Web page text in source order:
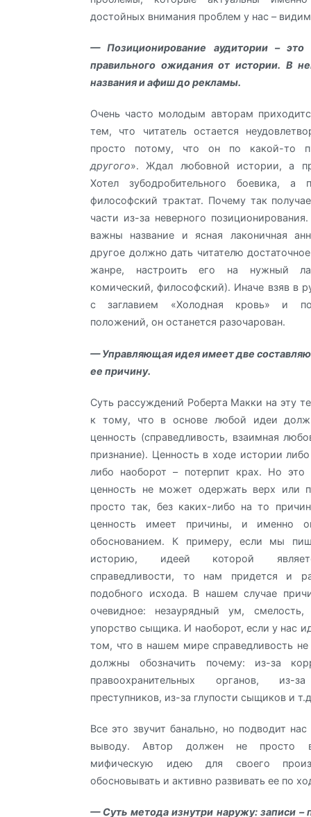
достойных внимания проблем у нас –
— Позиционирование аудитории – это
правильного ожидания от истории. В
названия и афиш до рекламы.
Очень часто молодым авторам
тем, что читатель остается
просто потому, что он по какой-то
другого». Ждал любовной истории, а
Хотел зубодробительного боевика, а
философский трактат. Почему так
части из-за неверного
важны название и ясная лаконичная
другое должно дать читателю
жанре, настроить его на нужный
комический, философский). Иначе взяв в
с заглавием «Холодная кровь» и
положений, он останется разочарован.
— Управляющая идея имеет две
ее причину.
Суть рассуждений Роберта Макки на эту
к тому, что в основе любой идеи
ценность (справедливость, взаимная
признание). Ценность в ходе истории
либо наоборот – потерпит крах. Но
ценность не может одержать верх или
просто так, без каких-либо на то
ценность имеет причины, и именно
обоснованием. К примеру, если мы
историю, идеей которой
справедливости, то нам придется и
подобного исхода. В нашем случае
очевидное: незаурядный ум, смелость,
упорство сыщика. И наоборот, если у нас
том, что в нашем мире справедливость
должны обозначить почему: из-за
правоохранительных органов, из-
преступников, из-за глупости сыщиков и
Все это звучит банально, но подводит
выводу. Автор должен не просто
мифическую идею для своего
обосновывать и активно развивать ее по
— Суть метода изнутри наружу: записи –